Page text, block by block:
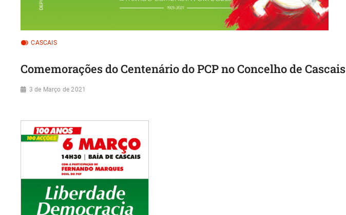
CASCAIS
Comemorações do Centenário do PCP no Concelho de Cascais
3 de Março de 2021